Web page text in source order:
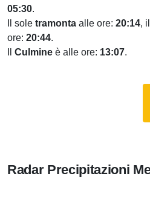
05:30.
Il sole tramonta alle ore: 20:14,
ore: 20:44.
Culmine è alle ore: 13:07.
Radar Precipitazioni